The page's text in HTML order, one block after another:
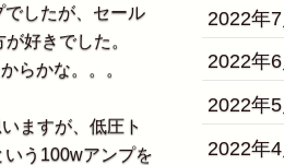
したが、セール
好きでした。
らかな。。。
ますが、低圧ト
う100wアンプを
2022年7
2022年6
2022年5
2022年4